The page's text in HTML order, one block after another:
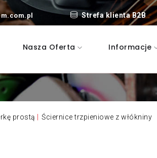
Strefa klienta B2B
Nasza Oferta
2023
Informacje
prostą Ściernice trzpieniowe z włókniny